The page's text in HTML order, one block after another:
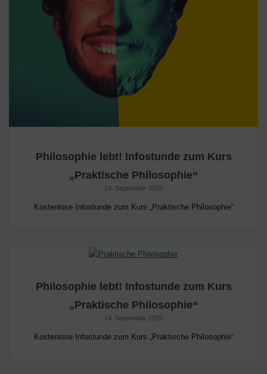
Philosophie lebt! Infostunde zum Kurs
„Praktische Philosophie“
14. September 2025
Kostenlose Infostunde zum Kurs „Praktische Philosophie“
Philosophie lebt! Infostunde zum Kurs
„Praktische Philosophie“
14. September 2025
Kostenlose Infostunde zum Kurs „Praktische Philosophie“